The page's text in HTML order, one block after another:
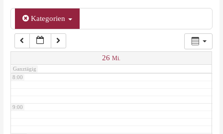
Kategorien
26 Mi.
Ganztägig
6:00
7:00
8:00
9:00